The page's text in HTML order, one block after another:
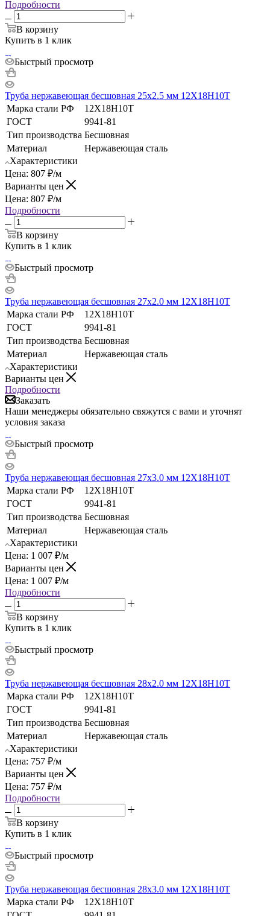
Подробности
В корзину
Купить в 1 клик
Быстрый просмотр
Труба нержавеющая бесшовная 25х2.5 мм 12Х18Н10Т
Марка стали РФ
12Х18Н10Т
ГОСТ
9941-81
Тип производства Бесшовная
Материал
Нержавеющая сталь
Характеристики
Цена: 807 ₽/м
Варианты цен
Цена: 807 ₽/м
Подробности
В корзину
Купить в 1 клик
Быстрый просмотр
Труба нержавеющая бесшовная 27х2.0 мм 12Х18Н10Т
Марка стали РФ
12Х18Н10Т
ГОСТ
9941-81
Тип производства Бесшовная
Материал
Нержавеющая сталь
Характеристики
Варианты цен
Подробности
Заказать
Наши менеджеры обязательно свяжутся с вами и уточнят
условия заказа
Быстрый просмотр
Труба нержавеющая бесшовная 27х3.0 мм 12Х18Н10Т
Марка стали РФ
12Х18Н10Т
ГОСТ
9941-81
Тип производства Бесшовная
Материал
Нержавеющая сталь
Характеристики
Цена: 1 007 ₽/м
Варианты цен
Цена: 1 007 ₽/м
Подробности
В корзину
Купить в 1 клик
Быстрый просмотр
Труба нержавеющая бесшовная 28х2.0 мм 12Х18Н10Т
Марка стали РФ
12Х18Н10Т
ГОСТ
9941-81
Тип производства Бесшовная
Материал
Нержавеющая сталь
Характеристики
Цена: 757 ₽/м
Варианты цен
Цена: 757 ₽/м
Подробности
В корзину
Купить в 1 клик
Быстрый просмотр
Труба нержавеющая бесшовная 28х3.0 мм 12Х18Н10Т
Марка стали РФ
12Х18Н10Т